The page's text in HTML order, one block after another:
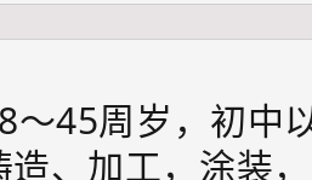
～45周岁，初中
造、加工，涂装